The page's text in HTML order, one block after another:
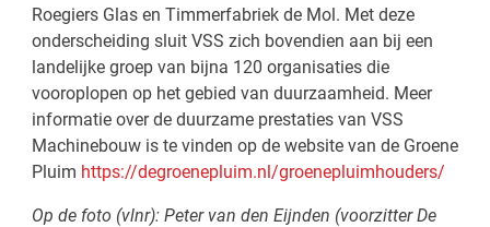
Roegiers Glas en Timmerfabriek de Mol. Met deze
onderscheiding sluit VSS zich bovendien aan bij een
landelijke groep van bijna 120 organisaties die
vooroplopen op het gebied van duurzaamheid. Meer
informatie over de duurzame prestaties van VSS
Machinebouw is te vinden op de website van de Groene
Pluim https://degroenepluim.nl/groenepluimhouders/
Op de foto (vlnr): Peter van den Eijnden (voorzitter De